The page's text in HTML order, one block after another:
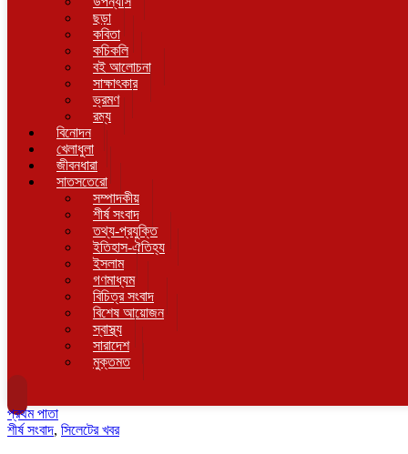
ছড়া
কবিতা
কচিকলি
বই আলোচনা
সাক্ষাৎকার
ভ্রমণ
রম্য
বিনোদন
খেলাধুলা
জীবনধারা
সাতসতেরো
সম্পাদকীয়
শীর্ষ সংবাদ
তথ্য-প্রযুক্তি
ইতিহাস-ঐতিহ্য
ইসলাম
গণমাধ্যম
বিচিত্র সংবাদ
বিশেষ আয়োজন
স্বাস্থ্য
সারাদেশ
মুক্তমত
প্রথম পাতা
শীর্ষ সংবাদ, সিলেটের খবর